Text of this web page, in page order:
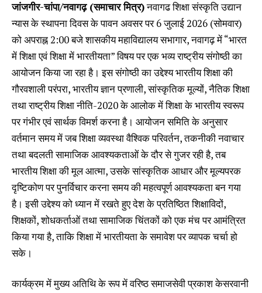
जांजगीर-चांपा/नवागढ़ (समाचार मित्र)नवागढ शिक्षा संस्कृति उद्यान
न्यास के स्थापना दिवस के पावन अवसर पर 6 जुलाई 2026 (सोमवार)
को अपराह्न 2:00 बजे शासकीय महाविद्यालय सभागार, नवागढ़ में “भारत
में शिक्षा एवं शिक्षा में भारतीयता” विषय पर एक भव्य राष्ट्रीय संगोष्ठी का
आयोजन किया जा रहा है। इस संगोष्ठी का उद्देश्य भारतीय शिक्षा की
गौरवशाली परंपरा, भारतीय ज्ञान प्रणाली, सांस्कृतिक मूल्यों, नैतिक शिक्षा
तथा राष्ट्रीय शिक्षा नीति-2020 के आलोक में शिक्षा के भारतीय स्वरूप
पर गंभीर एवं सार्थक विमर्श करना है। आयोजन समिति के अनुसार
वर्तमान समय में जब शिक्षा व्यवस्था वैश्विक परिवर्तन, तकनीकी नवाचार
तथा बदलती सामाजिक आवश्यकताओं के दौर से गुजर रही है, तब
भारतीय शिक्षा की मूल आत्मा, उसके सांस्कृतिक आधार और मूल्यपरक
दृष्टिकोण पर पुनर्विचार करना समय की महत्वपूर्ण आवश्यकता बन गया
है। इसी उद्देश्य को ध्यान में रखते हुए देश के प्रतिष्ठित शिक्षाविदों,
शिक्षकों, शोधकर्ताओं तथा सामाजिक चिंतकों को एक मंच पर आमंत्रित
किया गया है, ताकि शिक्षा में भारतीयता के समावेश पर व्यापक चर्चा हो
सके।
कार्यक्रम में मुख्य अतिथि के रूप में वरिष्ठ समाजसेवी प्रकाश केसरवानी